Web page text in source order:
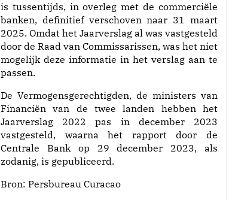
is tussentijds, in overleg met de commerciële
banken, definitief verschoven naar 31 maart
2025. Omdat het Jaarverslag al was vastgesteld
door de Raad van Commissarissen, was het niet
mogelijk deze informatie in het verslag aan te
passen.
De Vermogensgerechtigden, de ministers van
Financiën van de twee landen hebben het
Jaarverslag 2022 pas in december 2023
vastgesteld, waarna het rapport door de
Centrale Bank op 29 december 2023, als
zodanig, is gepubliceerd.
Bron: Persbureau Curacao